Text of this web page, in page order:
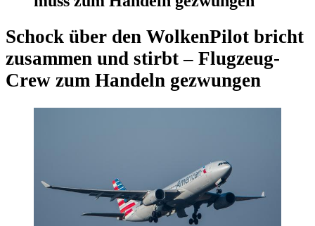
Schock über den WolkenPilot bricht
zusammen und stirbt – Flugzeug-
Crew zum Handeln gezwungen